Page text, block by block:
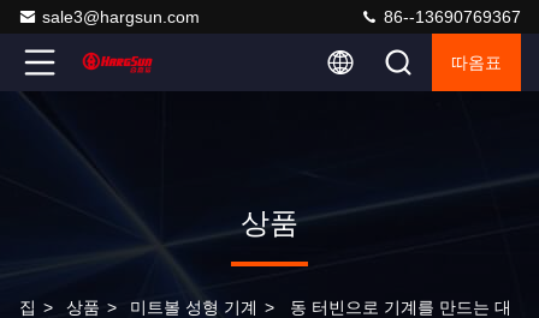
sale3@hargsun.com 86--13690769367
따옴표
상품
집 > 상품 > 미트볼 성형 기계 > 동 터빈으로 기계를 만드는 대